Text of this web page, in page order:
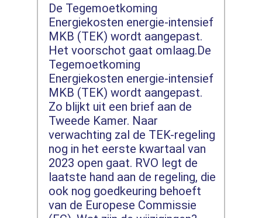
De Tegemoetkoming
Energiekosten energie-intensief
MKB (TEK) wordt aangepast.
Het voorschot gaat omlaag.De
Tegemoetkoming
Energiekosten energie-intensief
MKB (TEK) wordt aangepast.
Zo blijkt uit een brief aan de
Tweede Kamer. Naar
verwachting zal de TEK-regeling
nog in het eerste kwartaal van
2023 open gaat. RVO legt de
laatste hand aan de regeling, die
ook nog goedkeuring behoeft
van de Europese Commissie